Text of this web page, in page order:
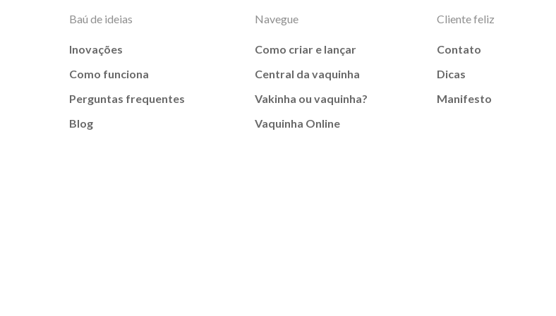
Baú de ideias
Inovações
Como funciona
Perguntas frequentes
Blog
Navegue
Como criar e lançar
Central da vaquinha
Vakinha ou vaquinha?
Vaquinha Online
Cliente feliz
Contato
Dicas
Manifesto